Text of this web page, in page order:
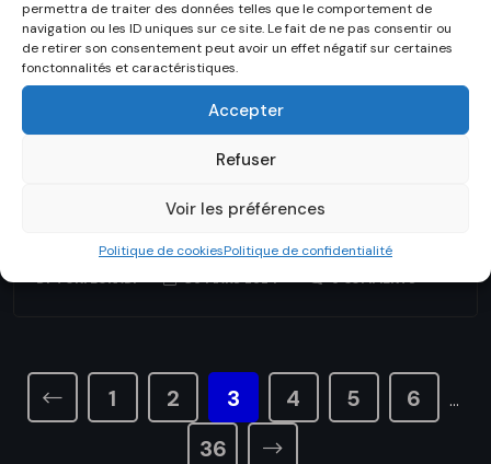
permettra de traiter des données telles que le comportement de
navigation ou les ID uniques sur ce site. Le fait de ne pas consentir ou
de retirer son consentement peut avoir un effet négatif sur certaines
fonctonnalités et caractéristiques.
Accepter
Refuser
Voir les préférences
Politique de cookiesPolitique de confidentialité
MÉTHODOLOGIE
Sujets de mémoire en droit des
hydrocarbures
Approfondie Le droit des hydrocarbures est une
1 2 3 4 5 6 …
36